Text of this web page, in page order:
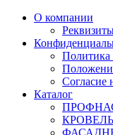
О компании
Политика
Согласие
Каталог